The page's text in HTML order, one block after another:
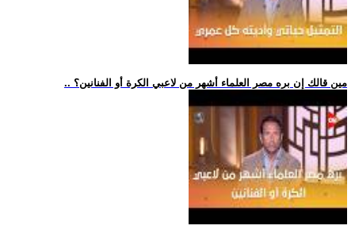
.. مين قالك إن بره مصر العلماء أشهر من لاعبي الكرة أو الفنانين؟